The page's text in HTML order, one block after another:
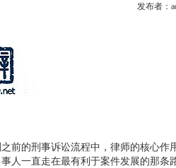
发布者：
前的刑事诉讼流程中，律师的核心
人一直走在最有利于案件发展的那条